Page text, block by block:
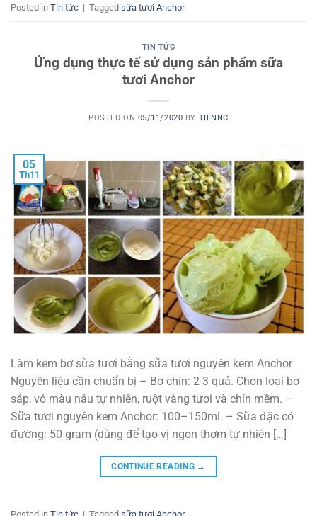
Posted in Tin tức | Tagged sữa tươi Anchor
TIN TỨC
Ứng dụng thực tế sử dụng sản phẩm sữa
tươi Anchor
POSTED ON 05/11/2020 BY TIENNC
05
Th11
Làm kem bơ sữa tươi bằng sữa tươi nguyên kem Anchor
Nguyên liệu cần chuẩn bị – Bơ chín: 2-3 quả. Chọn loại bơ
sáp, vỏ màu nâu tự nhiên, ruột vàng tươi và chín mềm. –
Sữa tươi nguyên kem Anchor: 100–150ml. – Sữa đặc có
đường: 50 gram (dùng để tạo vị ngon thơm tự nhiên […]
CONTINUE READING →